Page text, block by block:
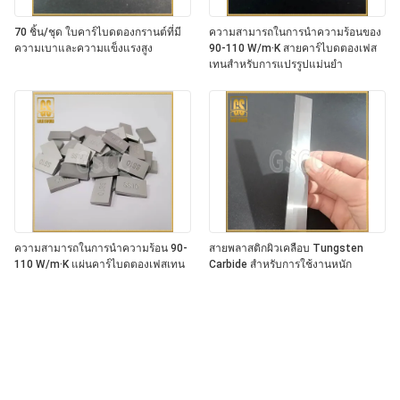
70 ชิ้น/ชุด ใบคาร์ไบดตองกรานต์ที่มี
ความเบาและความแข็งแรงสูง
ความสามารถในการนําความร้อนของ
90-110 W/m·K สายคาร์ไบดตองเฟส
เทนสําหรับการแปรรูปแม่นยํา
ความสามารถในการนําความร้อน 90-
110 W/m·K แผ่นคาร์ไบดตองเฟสเทน
สายพลาสติกผิวเคลือบ Tungsten
Carbide สําหรับการใช้งานหนัก